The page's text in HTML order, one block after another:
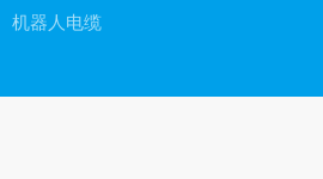
机器人电缆